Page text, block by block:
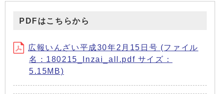
PDFはこちらから
広報いんざい平成30年2月15日号 (ファイル
名：180215_Inzai_all.pdf サイズ：
5.15MB)